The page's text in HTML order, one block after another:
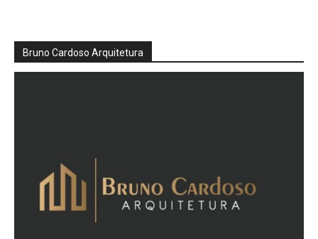
Bruno Cardoso Arquitetura